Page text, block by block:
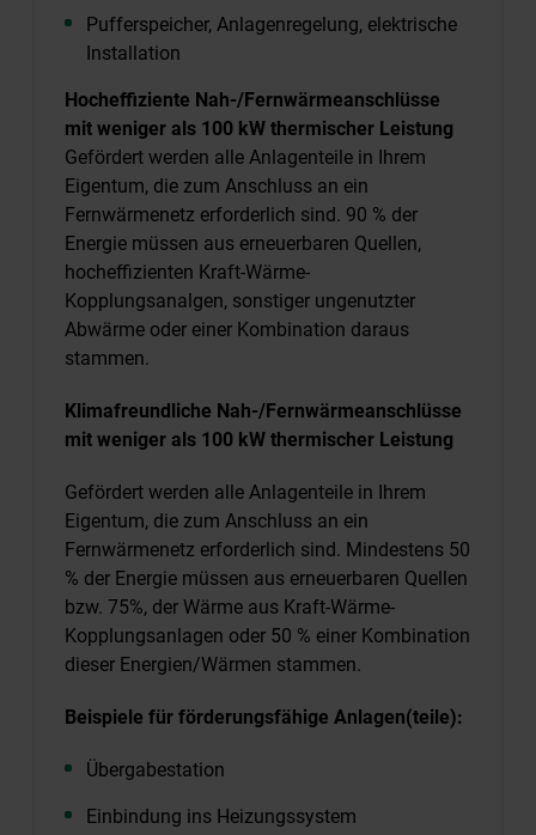
Pufferspeicher, Anlagenregelung, elektrische
Installation
Hocheffiziente Nah-/Fernwärmeanschlüsse
mit weniger als 100 kW thermischer Leistung
Gefördert werden alle Anlagenteile in Ihrem
Eigentum, die zum Anschluss an ein
Fernwärmenetz erforderlich sind. 90 % der
Energie müssen aus erneuerbaren Quellen,
hocheffizienten Kraft-Wärme-
Kopplungsanalgen, sonstiger ungenutzter
Abwärme oder einer Kombination daraus
stammen.
Klimafreundliche Nah-/Fernwärmeanschlüsse
mit weniger als 100 kW thermischer Leistung
Gefördert werden alle Anlagenteile in Ihrem
Eigentum, die zum Anschluss an ein
Fernwärmenetz erforderlich sind. Mindestens 50
% der Energie müssen aus erneuerbaren Quellen
bzw. 75%, der Wärme aus Kraft-Wärme-
Kopplungsanlagen oder 50 % einer Kombination
dieser Energien/Wärmen stammen.
Beispiele für förderungsfähige Anlagen(teile):
Übergabestation
Einbindung ins Heizungssystem